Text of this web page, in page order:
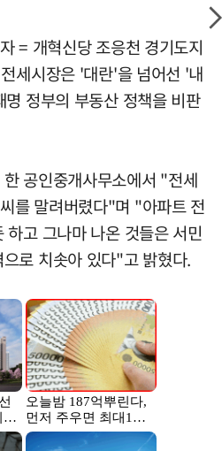
= 개혁신당 조응천 경기도지
세시장은 '대란'을 넘어선 '내
정부의 부동산 정책을 비판
공인중개사무소에서 "전세
를 말려버렸다"며 "아파트 전
하고 그나마 나온 것들은 서민
로 치솟아 있다"고 밝혔다.